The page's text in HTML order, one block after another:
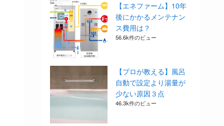
【エネファーム】10年
後にかかるメンテナン
ス費用は？
56.6k件のビュー
【プロが教える】風呂
自動で設定より湯量が
少ない原因３点
46.3k件のビュー